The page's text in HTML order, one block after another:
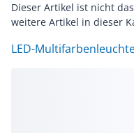
Dieser Artikel ist nicht
weitere Artikel in dieser
LED-